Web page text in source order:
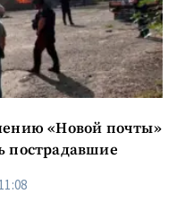
«Новой почты»
пострадавшие